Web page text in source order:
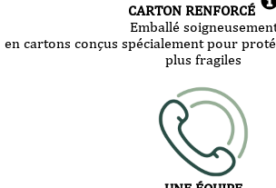
CARTON RENFORCÉ
Emballé
en cartons conçus spécialement pour
plus fragiles